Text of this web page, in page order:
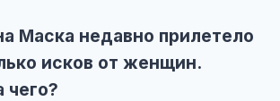
Маска недавно прилетело
исков от женщин.
чего?